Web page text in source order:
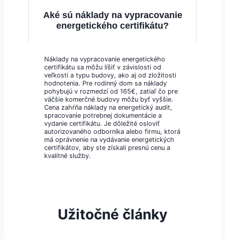
Aké sú náklady na vypracovanie
energetického certifikátu?
Náklady na vypracovanie energetického
certifikátu sa môžu líšiť v závislosti od
veľkosti a typu budovy, ako aj od zložitosti
hodnotenia. Pre rodinný dom sa náklady
pohybujú v rozmedzí od 165€, zatiaľ čo pre
väčšie komerčné budovy môžu byť vyššie.
Cena zahŕňa náklady na energetický audit,
spracovanie potrebnej dokumentácie a
vydanie certifikátu. Je dôležité osloviť
autorizovaného odborníka alebo firmu, ktorá
má oprávnenie na vydávanie energetických
certifikátov, aby ste získali presnú cenu a
kvalitné služby.
Užitočné články